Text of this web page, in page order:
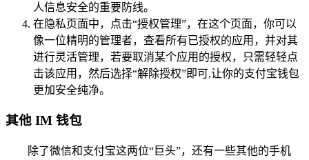
人信息安全的重要防线。
在隐私页面中，点击“授权管理”，在这个页面，你可以
像一位精明的管理者，查看所有已授权的应用，并对其
进行灵活管理，若要取消某个应用的授权，只需轻轻点
击该应用，然后选择“解除授权”即可,让你的支付宝钱包
更加安全纯净。
其他 IM 钱包
除了微信和支付宝这两位“巨头”，还有一些其他的手机